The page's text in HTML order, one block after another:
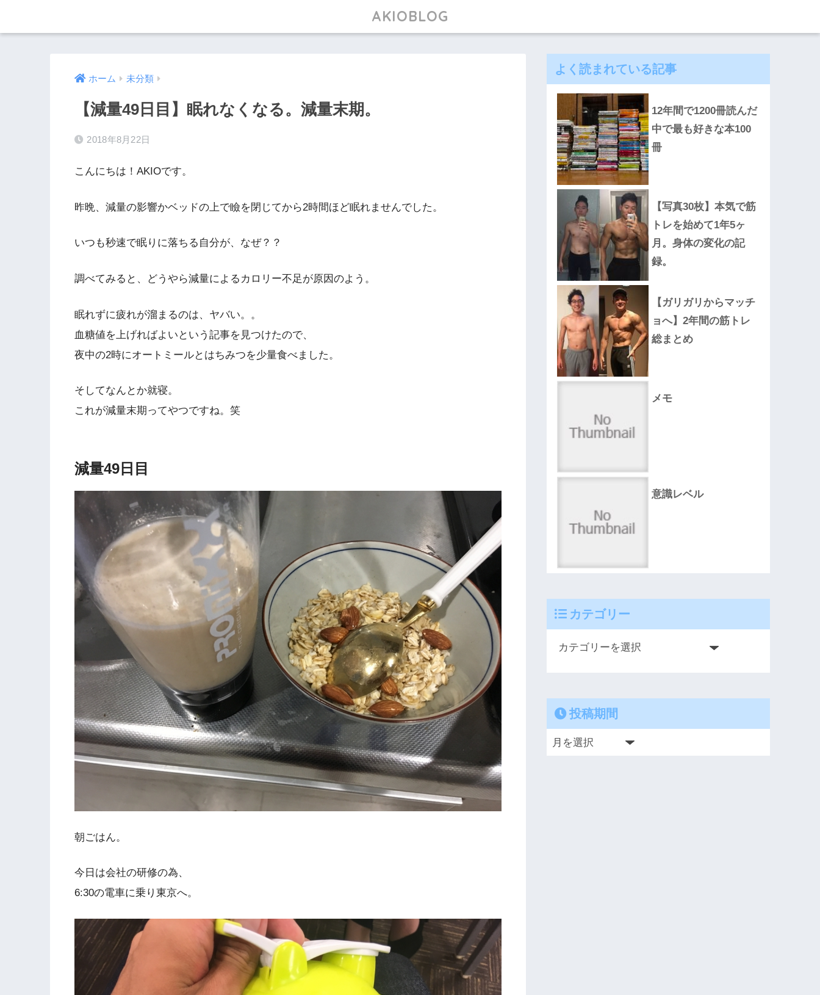
AKIOBLOG
ホーム 未分類
【減量49日目】眠れなくなる。減量末期。
2018年8月22日
こんにちは！AKIOです。
昨晩、減量の影響かベッドの上で瞼を閉じてから2時間ほど眠れませんでした。
いつも秒速で眠りに落ちる自分が、なぜ？？
調べてみると、どうやら減量によるカロリー不足が原因のよう。
眠れずに疲れが溜まるのは、ヤバい。。
血糖値を上げればよいという記事を見つけたので、
夜中の2時にオートミールとはちみつを少量食べました。
そしてなんとか就寝。
これが減量末期ってやつですね。笑
減量49日目
朝ごはん。
今日は会社の研修の為、
6:30の電車に乗り東京へ。
よく読まれている記事
12年間で1200冊読んだ
中で最も好きな本100
冊
【写真30枚】本気で筋
トレを始めて1年5ヶ
月。身体の変化の記
録。
【ガリガリからマッチ
ョへ】2年間の筋トレ
総まとめ
メモ
意識レベル
カテゴリー
投稿期間